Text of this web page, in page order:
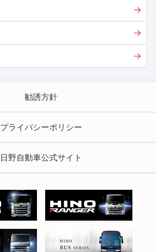
勧誘方針
プライバシーポリシー
日野自動車公式サイト